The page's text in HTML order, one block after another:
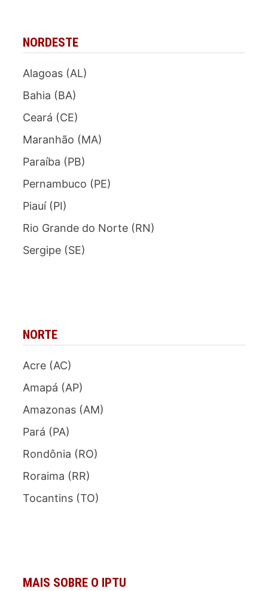
NORDESTE
Alagoas (AL)
Bahia (BA)
Ceará (CE)
Maranhão (MA)
Paraíba (PB)
Pernambuco (PE)
Piauí (PI)
Rio Grande do Norte (RN)
Sergipe (SE)
NORTE
Acre (AC)
Amapá (AP)
Amazonas (AM)
Pará (PA)
Rondônia (RO)
Roraima (RR)
Tocantins (TO)
MAIS SOBRE O IPTU